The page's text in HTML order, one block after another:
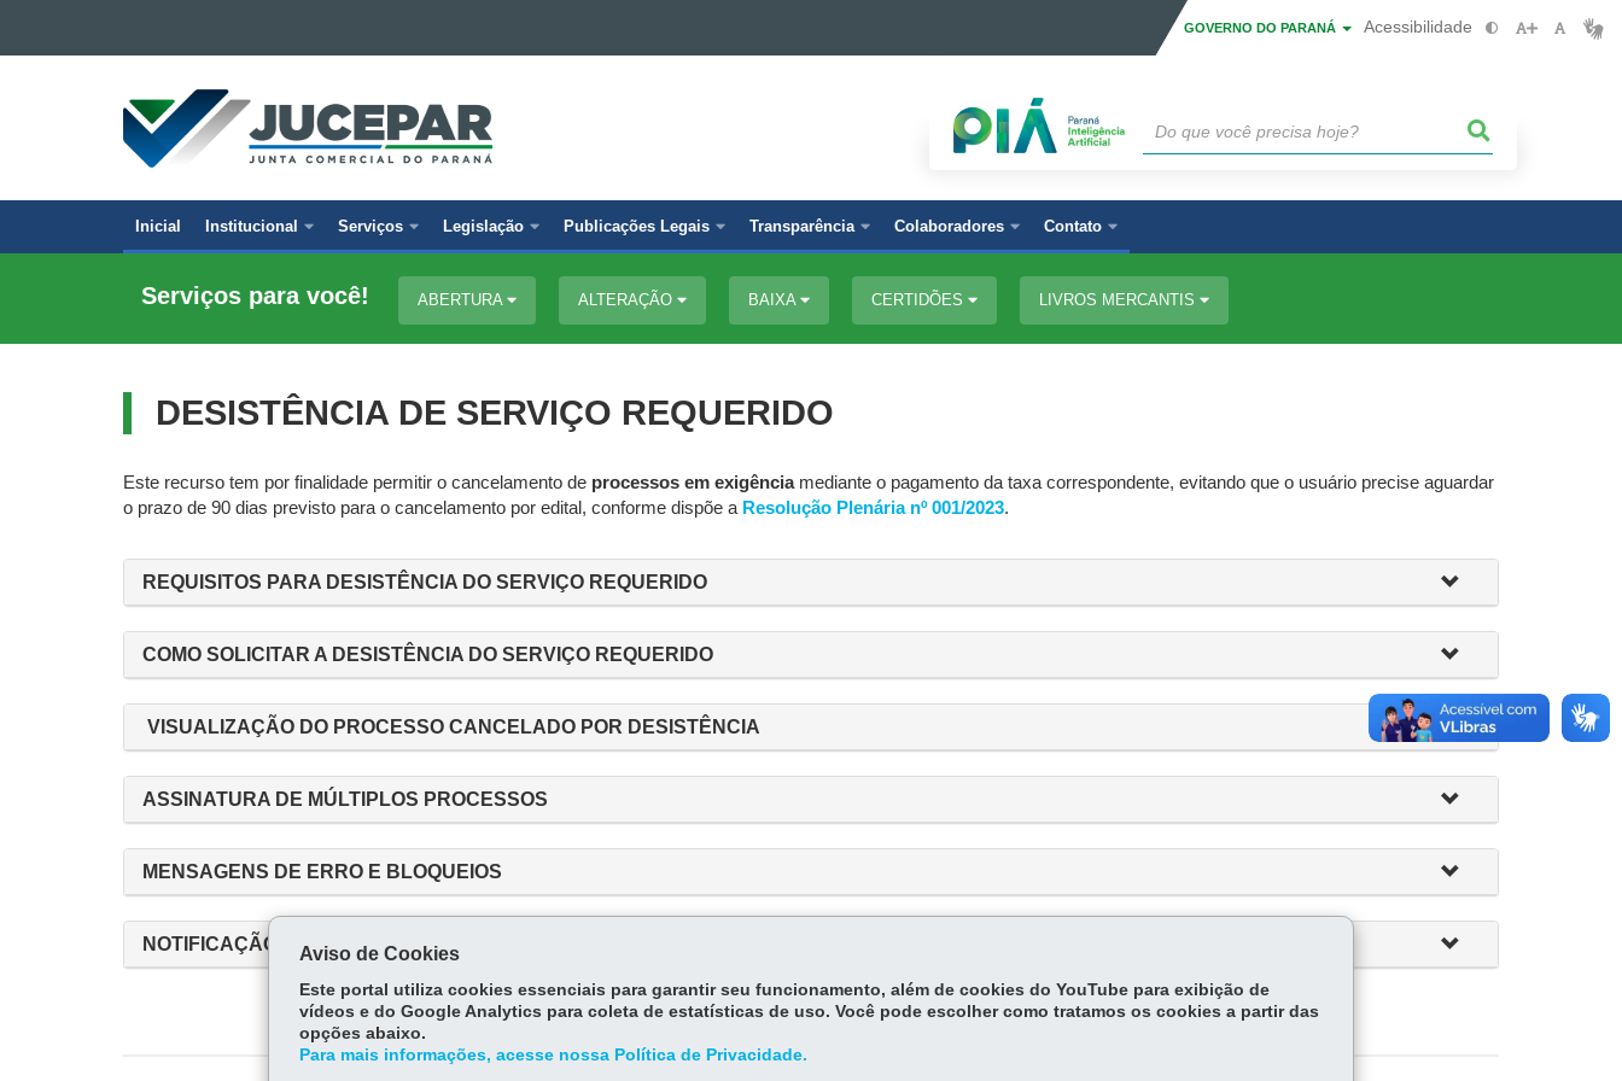
Ir para a busca
Mapa do site
GOVERNO DO PARANÁ Acessibilidade
JUNTA
COMERCIAL
DO
Navegação
principal
Inicial Institucional Serviços Legislação Publicações Legais Transparência Colaboradores Contato
Serviços para você! ABERTURA ALTERAÇÃO BAIXA CERTIDÕES LIVROS MERCANTIS
DESISTÊNCIA DE SERVIÇO REQUERIDO
Este recurso tem por finalidade permitir o cancelamento de processos em exigênciamediante o pagamento da taxa correspondente, evitando que o usuário precise aguardar
o prazo de 90 dias previsto para o cancelamento por edital, conforme dispõe a Resolução Plenária nº 001/2023.
REQUISITOS PARA DESISTÊNCIA DO SERVIÇO REQUERIDO
COMO SOLICITAR A DESISTÊNCIA DO SERVIÇO REQUERIDO
VISUALIZAÇÃO DO PROCESSO CANCELADO POR DESISTÊNCIA
ASSINATURA DE MÚLTIPLOS PROCESSOS
MENSAGENS DE ERRO E BLOQUEIOS
NOTIFICAÇÃO DE DEFERIMENTO E CANCELAMENTO: ENVIO DE E-MAIL
Aviso de Cookies
Este portal utiliza cookies essenciais para garantir seu funcionamento, além de cookies do YouTube para exibição de
vídeos e do Google Analytics para coleta de estatísticas de uso. Você pode escolher como tratamos os cookies a partir das
opções abaixo.
Para mais informações, acesse nossa Política de Privacidade.